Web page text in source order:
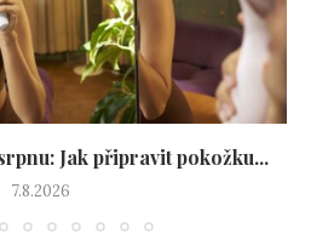
Jak připravit pokožku...
7.8.2026